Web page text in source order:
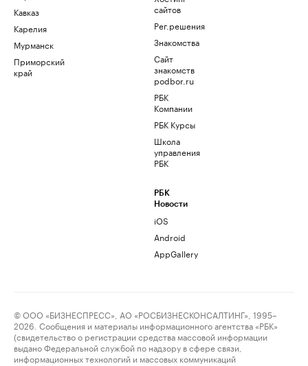
Кавказ
Карелия
Мурманск
Приморский
край
сайтов
Рег.решения
Знакомства
Сайт
знакомств
podbor.ru
РБК
Компании
РБК Курсы
Школа
управления
РБК
РБК
Новости
iOS
Android
AppGallery
© ООО «БИЗНЕСПРЕСС», АО «РОСБИЗНЕСКОНСАЛТИНГ», 1995–
2026. Сообщения и материалы информационного агентства «РБК»
(свидетельство о регистрации средства массовой информации
выдано Федеральной службой по надзору в сфере связи,
информационных технологий и массовых коммуникаций